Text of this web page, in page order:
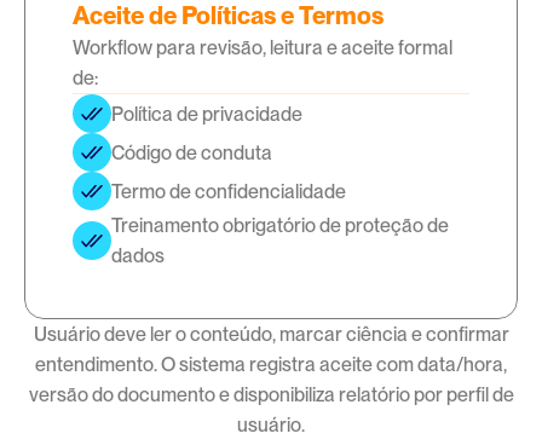
Aceite de Políticas e Termos
Workflow para revisão, leitura e aceite formal
de:
Política de privacidade
Código de conduta
Termo de confidencialidade
Treinamento obrigatório de proteção de
dados
Usuário deve ler o conteúdo, marcar ciência e confirmar
entendimento. O sistema registra aceite com data/hora,
versão do documento e disponibiliza relatório por perfil de
usuário.